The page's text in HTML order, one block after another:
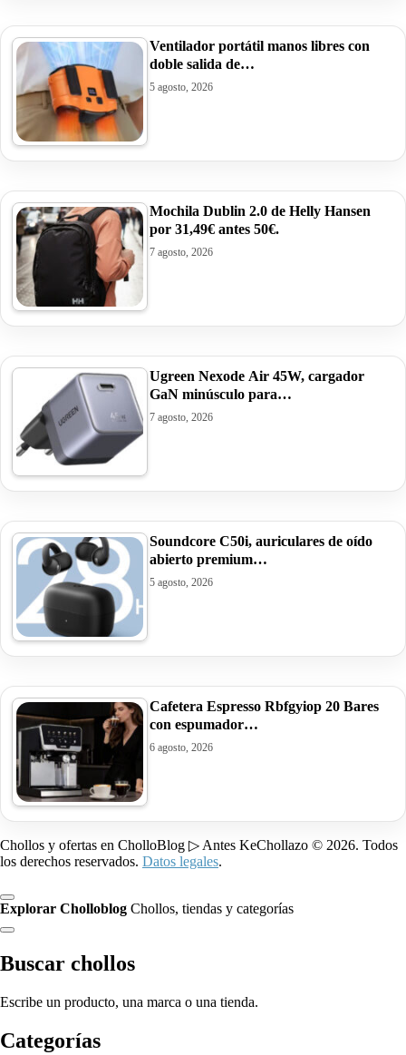
Ventilador portátil manos libres con
doble salida de…
5 agosto, 2026
Mochila Dublin 2.0 de Helly Hansen
por 31,49€ antes 50€.
7 agosto, 2026
Ugreen Nexode Air 45W, cargador
GaN minúsculo para…
7 agosto, 2026
Soundcore C50i, auriculares de oído
abierto premium…
5 agosto, 2026
Cafetera Espresso Rbfgyiop 20 Bares
con espumador…
6 agosto, 2026
Chollos y ofertas en CholloBlog ▷ Antes KeChollazo © 2026. Todos
los derechos reservados. Datos legales.
Explorar Cholloblog Chollos, tiendas y categorías
Buscar chollos
Escribe un producto, una marca o una tienda.
Categorías